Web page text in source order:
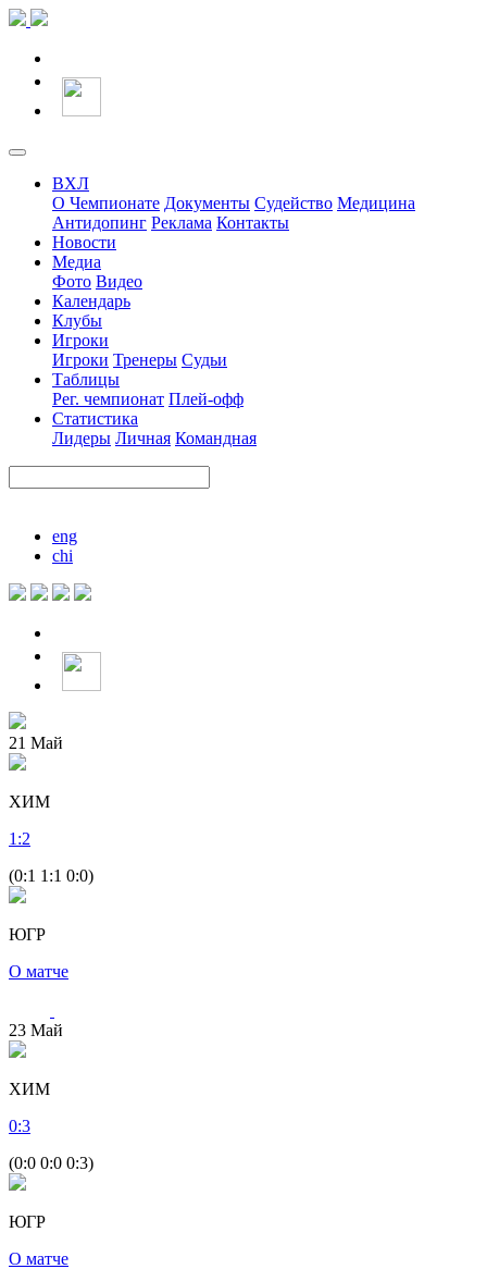
ВХЛ
О Чемпионате Документы Судейство Медицина
Антидопинг Реклама Контакты
Новости
Медиа
Фото Видео
Календарь
Клубы
Игроки
Игроки Тренеры Судьи
Таблицы
Рег. чемпионат Плей-офф
Статистика
Лидеры Личная Командная
eng
chi
21 Май
ХИМ
1 :2
(0:1 1:1 0:0)
ЮГР
О матче
23 Май
ХИМ
0:3
(0:0 0:0 0:3)
ЮГР
О матче